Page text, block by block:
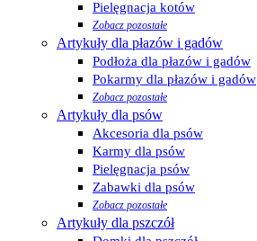
Pielęgnacja kotów
Zobacz pozostałe
Artykuły dla płazów i gadów
Podłoża dla płazów i gadów
Pokarmy dla płazów i gadów
Zobacz pozostałe
Artykuły dla psów
Akcesoria dla psów
Karmy dla psów
Pielęgnacja psów
Zabawki dla psów
Zobacz pozostałe
Artykuły dla pszczół